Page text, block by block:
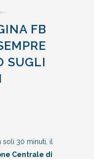
FB
SUGLI
soli 30 minuti, il
Centrale di